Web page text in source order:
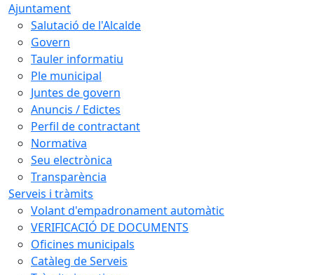
Ajuntament
Salutació de l'Alcalde
Govern
Tauler informatiu
Ple municipal
Juntes de govern
Anuncis / Edictes
Perfil de contractant
Normativa
Seu electrònica
Transparència
Serveis i tràmits
Volant d'empadronament automàtic
VERIFICACIÓ DE DOCUMENTS
Oficines municipals
Catàleg de Serveis